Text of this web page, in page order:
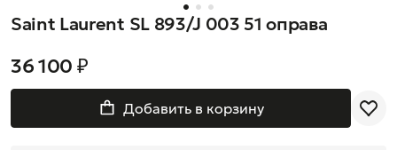
Saint Laurent SL 893/J 003 51 оправа
36 100 ₽
Добавить в корзину